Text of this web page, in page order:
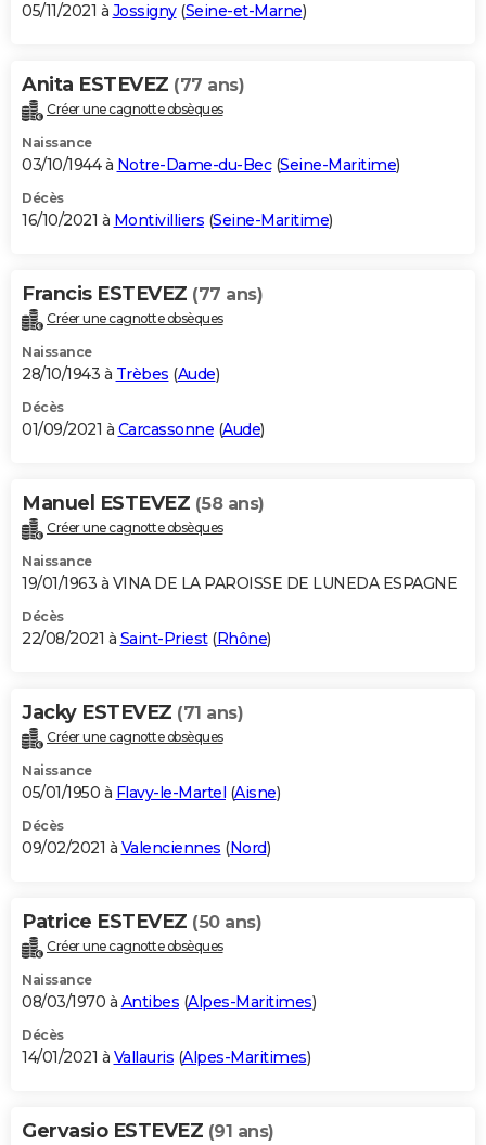
05/11/2021 à Jossigny(Seine-et-Marne)
Anita ESTEVEZ (77 ans)
Créer une cagnotte obsèques
Naissance
03/10/1944 à Notre-Dame-du-Bec(Seine-Maritime)
Décès
16/10/2021 à Montivilliers (Seine-Maritime)
Francis ESTEVEZ (77 ans)
Créer une cagnotte obsèques
Naissance
28/10/1943 à Trèbes (Aude)
Décès
01/09/2021 à Carcassonne (Aude)
Manuel ESTEVEZ (58 ans)
Créer une cagnotte obsèques
Naissance
19/01/1963 à VINA DE LA PAROISSE DE LUNEDA ESPAGNE
Décès
22/08/2021 à Saint-Priest(Rhône)
Jacky ESTEVEZ (71 ans)
Créer une cagnotte obsèques
Naissance
05/01/1950 à Flavy-le-Martel (Aisne)
Décès
09/02/2021 à Valenciennes (Nord)
Patrice ESTEVEZ (50 ans)
Créer une cagnotte obsèques
Naissance
08/03/1970 à Antibes (Alpes-Maritimes)
Décès
14/01/2021 à Vallauris (Alpes-Maritimes)
Gervasio ESTEVEZ (91 ans)